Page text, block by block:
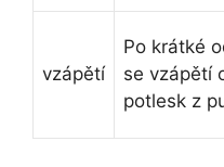
vzápětí
Po krátké
se vzápětí
potlesk z